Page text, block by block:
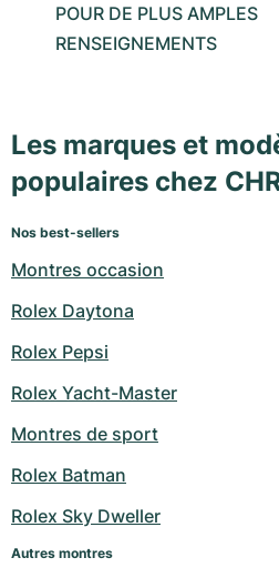
POUR DE PLUS AMPLES
RENSEIGNEMENTS
Les marques et
populaires chez
Nos best-sellers
Montres occasion
Rolex Daytona
Rolex Pepsi
Rolex Yacht-Master
Montres de sport
Rolex Batman
Rolex Sky Dweller
Autres montres